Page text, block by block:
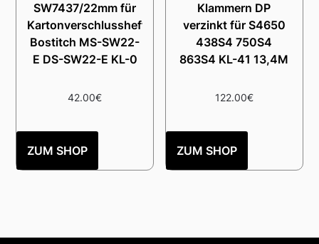
SW7437/22mm für
Kartonverschlusshefter
Bostitch MS-SW22-
E DS-SW22-E KL-0
42.00€
ZUM SHOP
Klammern DP
verzinkt für S4650
438S4 750S4
863S4 KL-41 13,4M
122.00€
ZUM SHOP